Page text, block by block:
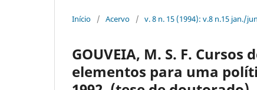
Início / Acervo / v. 8 n. 15 (1994): v.8 n.15 jan./
GOUVEIA, M. S. F.
elementos para uma